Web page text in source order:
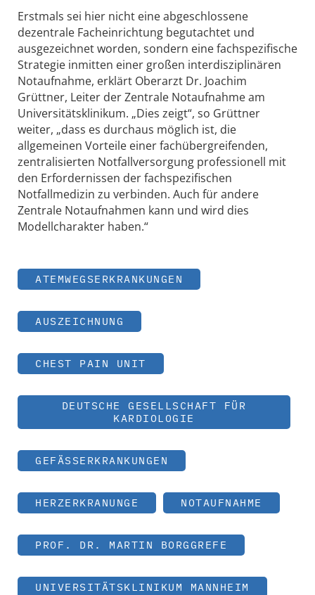
Erstmals sei hier nicht eine abgeschlossene
dezentrale Facheinrichtung begutachtet und
ausgezeichnet worden, sondern eine fachspezifische
Strategie inmitten einer großen interdisziplinären
Notaufnahme, erklärt Oberarzt Dr. Joachim
Grüttner, Leiter der Zentrale Notaufnahme am
Universitätsklinikum. „Dies zeigt“, so Grüttner
weiter, „dass es durchaus möglich ist, die
allgemeinen Vorteile einer fachübergreifenden,
zentralisierten Notfallversorgung professionell mit
den Erfordernissen der fachspezifischen
Notfallmedizin zu verbinden. Auch für andere
Zentrale Notaufnahmen kann und wird dies
Modellcharakter haben.“
ATEMWEGSERKRANKUNGEN
AUSZEICHNUNG
CHEST PAIN UNIT
DEUTSCHE GESELLSCHAFT FÜR
KARDIOLOGIE
GEFÄSSERKRANKUNGEN
HERZERKRANUNGE NOTAUFNAHME
PROF. DR. MARTIN BORGGREFE
UNIVERSITÄTSKLINIKUM MANNHEIM